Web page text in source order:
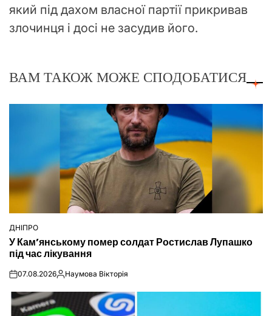
який під дахом власної партії прикривав
злочинця і досі не засудив його.
ВАМ ТАКОЖ МОЖЕ СПОДОБАТИСЯ
ОПУБЛІКУВАТИ
У
ДНІПРО
У Кам’янському помер солдат Ростислав Лупашко
під час лікування
on07.08.2026Опубліковано
Наумова Вікторія